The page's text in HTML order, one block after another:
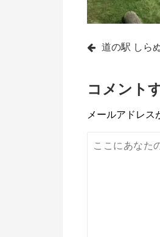
投
ナ
ビ
ゲ
道の駅 しら
コメント
メールアドレス